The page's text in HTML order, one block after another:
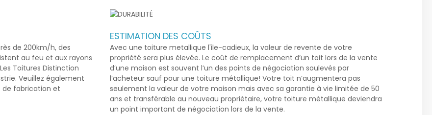
de 200km/h, des
au feu et aux rayons
Toitures Distinction
Veuillez également
de fabrication et
ESTIMATION DES COÛTS
Avec une toiture metallique l'ile-cadieux, la valeur de revente de votre
propriété sera plus élevée. Le coût de remplacement d’un toit lors de la vente
d’une maison est souvent l’un des points de négociation soulevés par
l’acheteur sauf pour une toiture métallique! Votre toit n’augmentera pas
seulement la valeur de votre maison mais avec sa garantie à vie limitée de 50
ans et transférable au nouveau propriétaire, votre toiture métallique deviendra
un point important de négociation lors de la vente.